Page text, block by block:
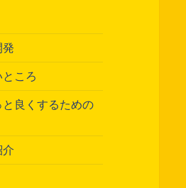
ころ
良くするための